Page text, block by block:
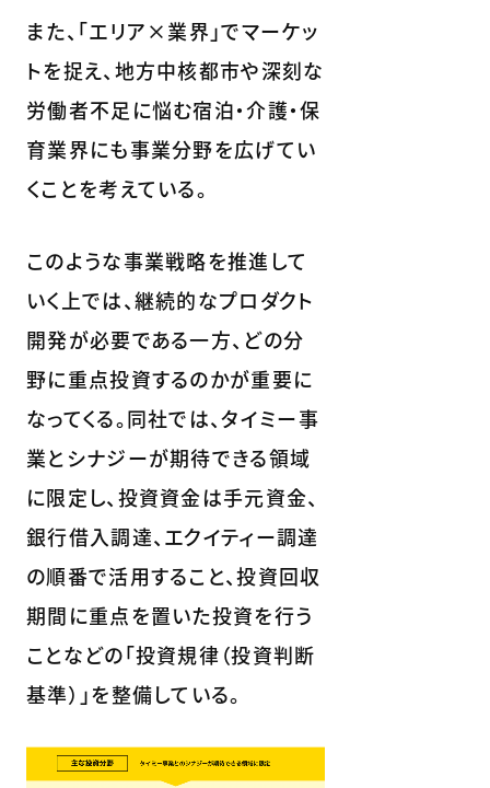
また、「エリア×業界」でマーケッ
トを捉え、地方中核都市や深刻な
労働者不足に悩む宿泊・介護・保
育業界にも事業分野を広げてい
くことを考えている。
このような事業戦略を推進して
いく上では、継続的なプロダクト
開発が必要である一方、どの分
野に重点投資するのかが重要に
なってくる。同社では、タイミー事
業とシナジーが期待できる領域
に限定し、投資資金は手元資金、
銀行借入調達、エクイティー調達
の順番で活用すること、投資回収
期間に重点を置いた投資を行う
ことなどの「投資規律（投資判断
基準）」を整備している。